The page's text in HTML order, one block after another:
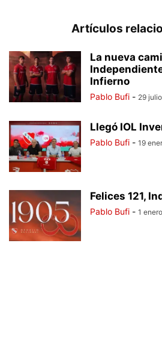
Artículos
La nueva
Infierno
Pablo Bufi - 29
Llegó IOL
Pablo Bufi - 19
Felices 121,
Pablo Bufi - 1